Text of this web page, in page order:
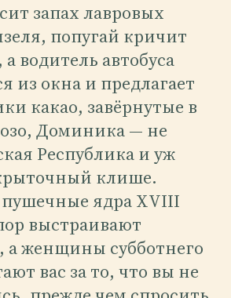
запах лавровых
попугай кричит
водитель автобуса
из окна и предлагает
какао, завёрнутые в
Доминика — не
Республика и уж
клише.
пушечные ядра XVIII
выстраивают
а женщины субботнего
вас за то, что вы не